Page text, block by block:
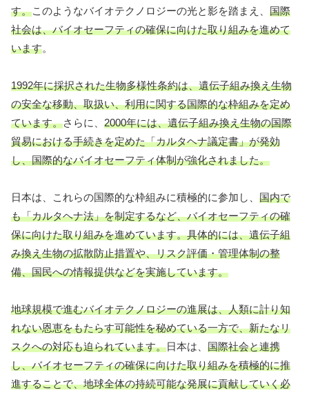
す。このようなバイオテクノロジーの光と影を踏まえ、 国際
社会は、バイオセーフティの確保に向けた取り組みを進めて
います。
1992年に採択された生物多様性条約は、遺伝子組み換え生物
の安全な移動、取扱い、利用に関する国際的な枠組みを定め
ています。さらに、 2000年には、遺伝子組み換え生物の国際
貿易における手続きを定めた「カルタヘナ議定書」が発効
し、国際的なバイオセーフティ体制が強化されました。
日本は、これらの国際的な枠組みに積極的に参加し、 国内で
も「カルタヘナ法」を制定するなど、バイオセーフティの確
保に向けた取り組みを進めています。具体的には、遺伝子組
み換え生物の拡散防止措置や、リスク評価・管理体制の整
備、国民への情報提供などを実施しています。
地球規模で進むバイオテクノロジーの進展は、人類に計り知
れない恩恵をもたらす可能性を秘めている一方で、新たなリ
スクへの対応も迫られています。日本は、 国際社会と連携
し、バイオセーフティの確保に向けた取り組みを積極的に推
進することで、地球全体の持続可能な発展に貢献していく必